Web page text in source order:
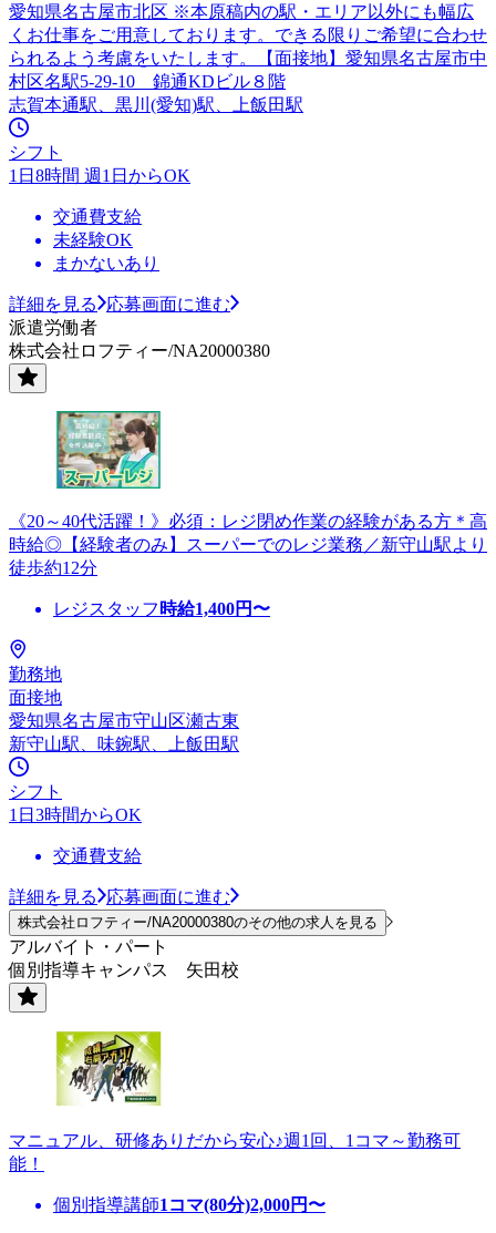
愛知県名古屋市北区 ※本原稿内の駅・エリア以外にも幅広
くお仕事をご用意しております。できる限りご希望に合わせ
られるよう考慮をいたします。【面接地】愛知県名古屋市中
村区名駅5-29-10 錦通KDビル８階
志賀本通駅、黒川(愛知)駅、上飯田駅
シフト
1日8時間 週1日からOK
交通費支給
未経験OK
まかないあり
詳細を見る
応募画面に進む
派遣労働者
株式会社ロフティー/NA20000380
《20～40代活躍！》必須：レジ閉め作業の経験がある方＊高
時給◎【経験者のみ】スーパーでのレジ業務／新守山駅より
徒歩約12分
レジスタッフ 時給1,400円〜
勤務地
面接地
愛知県名古屋市守山区瀬古東
新守山駅、味鋺駅、上飯田駅
シフト
1日3時間からOK
交通費支給
詳細を見る 応募画面に進む
株式会社ロフティー/NA20000380のその他の求人を見る
アルバイト・パート
個別指導キャンパス 矢田校
マニュアル、研修ありだから安心♪週1回、1コマ～勤務可
能！
個別指導講師1コマ(80分)2,000円〜